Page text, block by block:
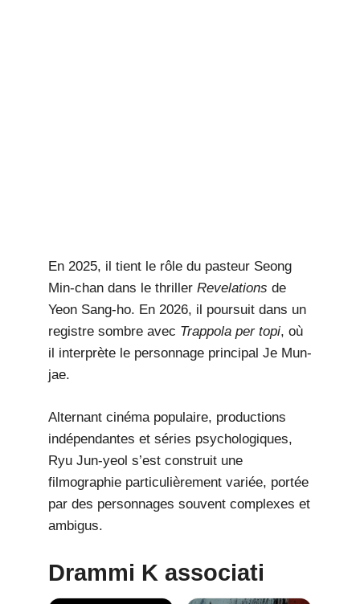
En 2025, il tient le rôle du pasteur Seong
Min-chan dans le thriller Revelations de
Yeon Sang-ho. En 2026, il poursuit dans un
registre sombre avec Trappola per topi, où
il interprète le personnage principal Je Mun-
jae.
Alternant cinéma populaire, productions
indépendantes et séries psychologiques,
Ryu Jun-yeol s’est construit une
filmographie particulièrement variée, portée
par des personnages souvent complexes et
ambigus.
Drammi K associati